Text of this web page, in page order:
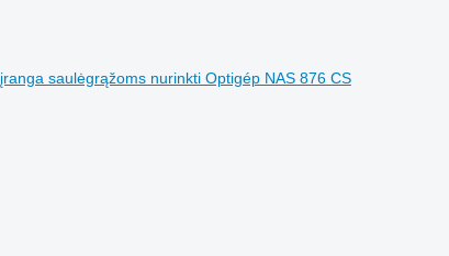
įranga saulėgrąžoms nurinkti Optigép NAS 876 CS